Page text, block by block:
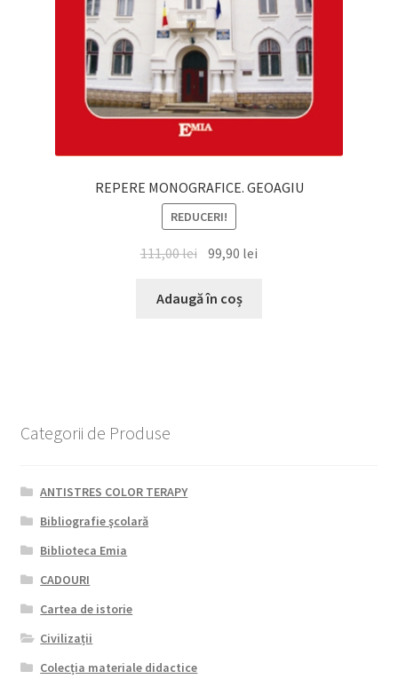
REPERE MONOGRAFICE. GEOAGIU
REDUCERI!
111,00lei Prețul
a
99,90 lei
Adaugă în coș
Categorii de Produse
ANTISTRES COLOR TERAPY
Bibliografie şcolară
Biblioteca Emia
CADOURI
Cartea de istorie
Civilizații
Colecția materiale didactice